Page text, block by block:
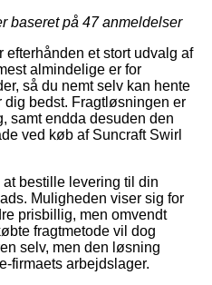
baseret på 47anmeldelser
efterhånden et stort udvalg af
almindelige er for
så du nemt selv kan hente
dig bedst. Fragtløsningen er
samt endda desuden den
ved køb af Suncraft Swirl
bestille levering til din
Muligheden viser sig for
prisbillig, men omvendt
fragtmetode vil dog
selv, men den løsning
firmaets arbejdslager.